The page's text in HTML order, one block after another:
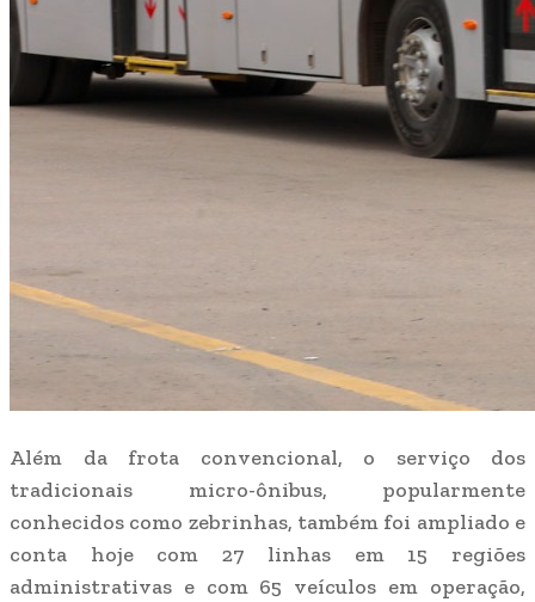
Além da frota convencional, o serviço dos
tradicionais micro-ônibus, popularmente
conhecidos como zebrinhas, também foi ampliado e
conta hoje com 27 linhas em 15 regiões
administrativas e com 65 veículos em operação,